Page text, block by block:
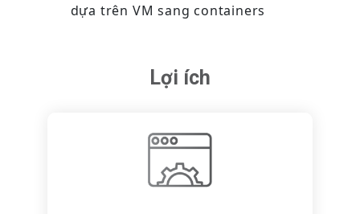
dựa trên VM sang containers
Lợi ích